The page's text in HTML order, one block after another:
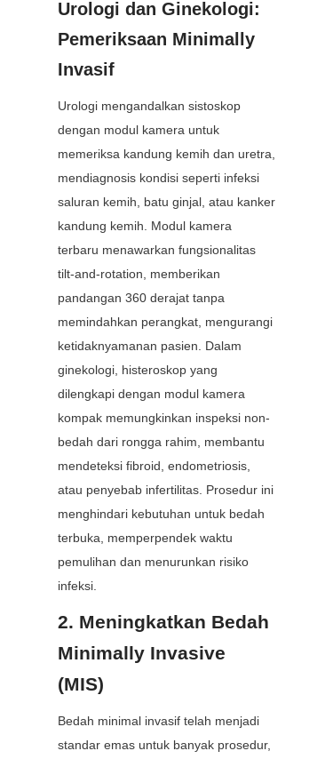
Urologi dan Ginekologi:
Pemeriksaan Minimally
Invasif
Urologi mengandalkan sistoskop
dengan modul kamera untuk
memeriksa kandung kemih dan uretra,
mendiagnosis kondisi seperti infeksi
saluran kemih, batu ginjal, atau kanker
kandung kemih. Modul kamera
terbaru menawarkan fungsionalitas
tilt-and-rotation, memberikan
pandangan 360 derajat tanpa
memindahkan perangkat, mengurangi
ketidaknyamanan pasien. Dalam
ginekologi, histeroskop yang
dilengkapi dengan modul kamera
kompak memungkinkan inspeksi non-
bedah dari rongga rahim, membantu
mendeteksi fibroid, endometriosis,
atau penyebab infertilitas. Prosedur ini
menghindari kebutuhan untuk bedah
terbuka, memperpendek waktu
pemulihan dan menurunkan risiko
infeksi.
2. Meningkatkan Bedah
Minimally Invasive
(MIS)
Bedah minimal invasif telah menjadi
standar emas untuk banyak prosedur,